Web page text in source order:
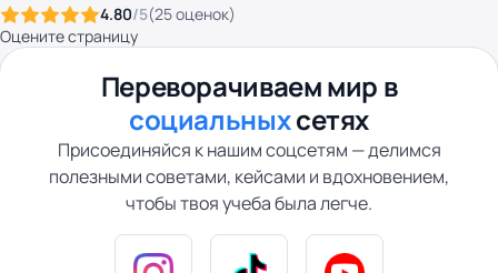
4.80/5(25оценок)
Оцените страницу
Переворачиваем мир в
социальныхсетях
Присоединяйся к нашим соцсетям — делимся
полезными советами, кейсами и вдохновением,
чтобы твоя учеба была легче.